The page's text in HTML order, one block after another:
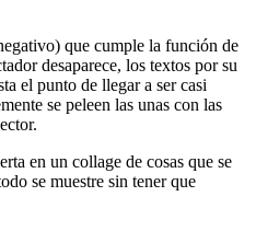
que cumple la función de
desaparece, los textos por su
el punto de llegar a ser casi
se peleen las unas con las
en un collage de cosas que se
se muestre sin tener que